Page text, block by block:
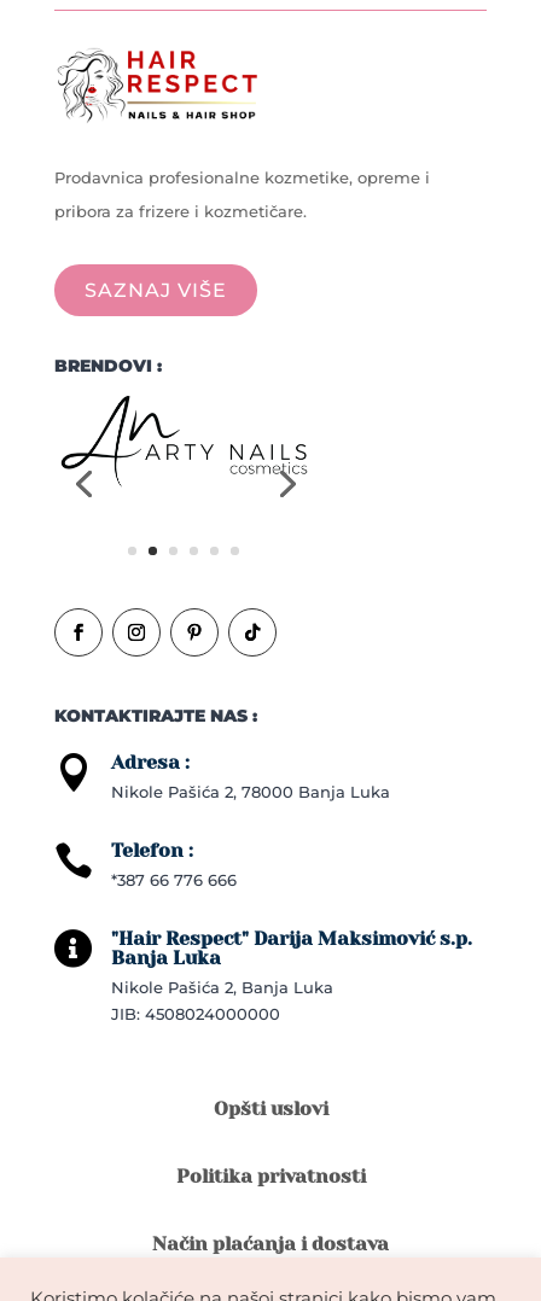
Prodavnica profesionalne kozmetike, opreme i
pribora za frizere i kozmetičare.
SAZNAJ VIŠE
BRENDOVI :
KONTAKTIRAJTE NAS :
 Adresa :
Nikole Pašića 2, 78000 Banja Luka
 Telefon :
*387 66 776 666

"Hair Respect" Darija Maksimović s.p.
Banja Luka
Nikole Pašića 2, Banja Luka
JIB: 4508024000000
Opšti uslovi
Politika privatnosti
Način plaćanja i dostava